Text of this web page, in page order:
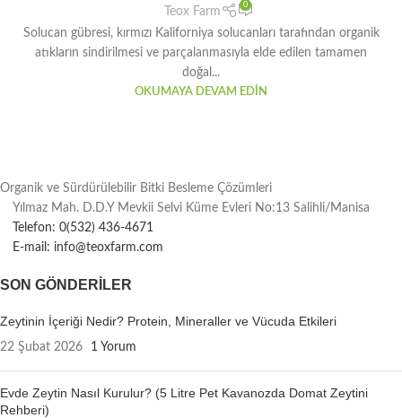
Teox Farm
0
Solucan gübresi, kırmızı Kaliforniya solucanları tarafından organik
atıkların sindirilmesi ve parçalanmasıyla elde edilen tamamen
doğal...
OKUMAYA DEVAM EDIN
Organik ve Sürdürülebilir Bitki Besleme Çözümleri
Yılmaz Mah. D.D.Y Mevkii Selvi Küme Evleri No:13 Salihli/Manisa
Telefon: 0(532) 436-4671
E-mail: info@teoxfarm.com
SON GÖNDERILER
Zeytinin İçeriği Nedir? Protein, Mineraller ve Vücuda Etkileri
22 Şubat 2026 1 Yorum
Evde Zeytin Nasıl Kurulur? (5 Litre Pet Kavanozda Domat Zeytini
Rehberi)